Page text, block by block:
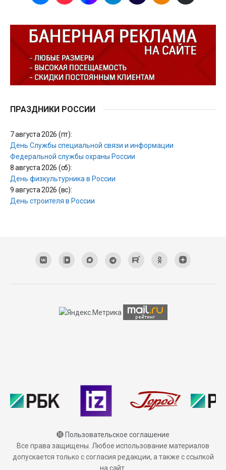
ПРАЗДНИКИ РОССИИ
7 августа 2026 (пт):
День Службы специальной связи и информации
Федеральной службы охраны России
8 августа 2026 (сб):
День физкультурника в России
9 августа 2026 (вс):
День строителя в России
⓰ Пользовательское соглашение
Все права защищены. Любое использование материалов
допускается только с согласия редакции, а также с ссылкой
на сайт.